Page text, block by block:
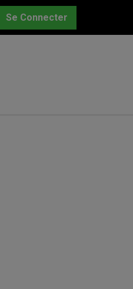
Se Connecter